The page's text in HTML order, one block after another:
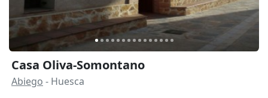
Casa Oliva-Somontano
Abiego - Huesca